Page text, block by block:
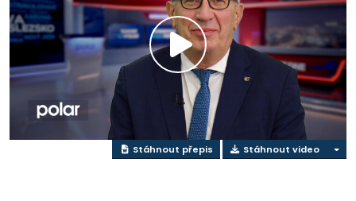
Přehrát
video
Stáhnout přepis Stáhnout video